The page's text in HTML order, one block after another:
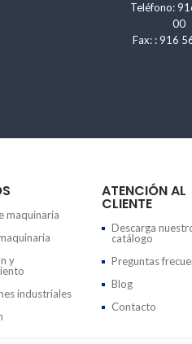
Teléfono:
00
Fax: : 916
maquinaria
y
industriales
ATENCIÓN AL
CLIENTE
Descarga
catálogo
Preguntas
Blog
Contacto